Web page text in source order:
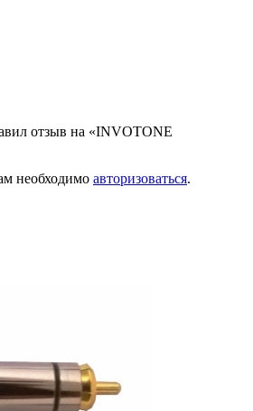
отзыв на «INVOTONE
необходимо авторизоваться.